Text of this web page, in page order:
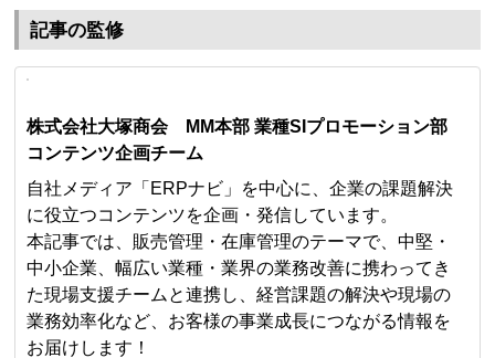
記事の監修
株式会社大塚商会 MM本部 業種SIプロモーション部
コンテンツ企画チーム
自社メディア「ERPナビ」を中心に、企業の課題解決
に役立つコンテンツを企画・発信しています。
本記事では、販売管理・在庫管理のテーマで、中堅・
中小企業、幅広い業種・業界の業務改善に携わってき
た現場支援チームと連携し、経営課題の解決や現場の
業務効率化など、お客様の事業成長につながる情報を
お届けします！